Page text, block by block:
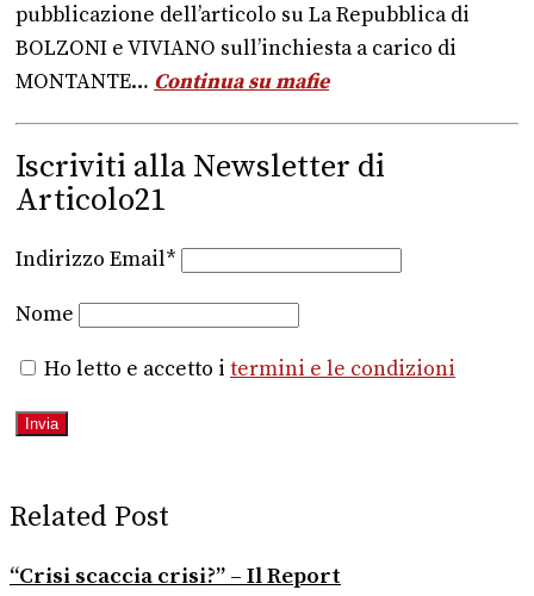
pubblicazione dell’articolo su La Repubblica di
BOLZONI e VIVIANO sull’inchiesta a carico di
MONTANTE… Continua su mafie
Iscriviti alla Newsletter di
Articolo21
Indirizzo Email*
Nome
Ho letto e accetto i termini e le condizioni
Related Post
“Crisi scaccia crisi?” – Il Report